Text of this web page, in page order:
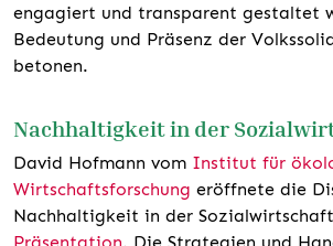
engagiert und transparent gestaltet
Bedeutung und Präsenz der
betonen.
Nachhaltigkeit in der
David Hofmann vom Institut für
Wirtschaftsforschung eröffnete die
Nachhaltigkeit in der